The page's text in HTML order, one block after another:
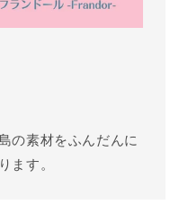
の素材をふんだんに
ます。